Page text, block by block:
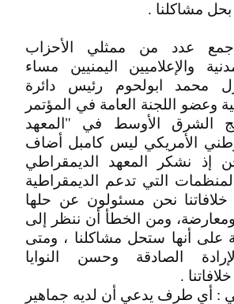
مشاكلنا .
عدد من ممثلي الأحزاب
والإعلاميين اليمنيين مساء
محمد ابولحوم رئيس دائرة
وعضو اللجنة العامة في المؤتمر
الشرق الأوسط في "المعهد
الأمريكي ليس كامبل أضاف
إذ نشكر المعهد الديمقراطي
التي تدعم الديمقراطية
نحن مسئولون عن حلها
ومن الخطأ أن ننظر إلى
على أنها ستحل مشاكلنا ، ومتى
الصادقة وحسن النوايا
.
: أي طرف يدعي أن لديه جماهير